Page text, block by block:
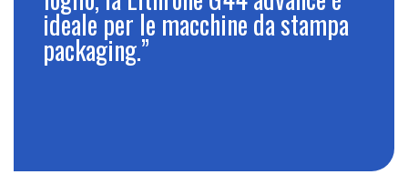
ideale per le macchine da stampa
packaging.”